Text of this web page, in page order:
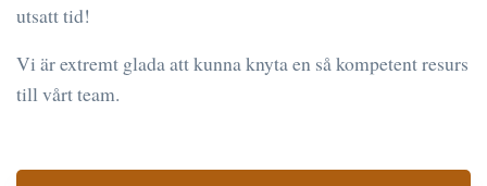
utsatt tid!
Vi är extremt glada att kunna knyta en så kompetent resurs
till vårt team.